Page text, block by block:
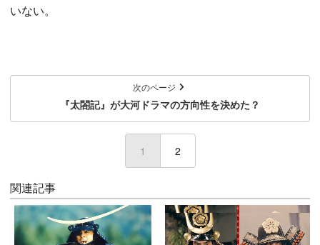
いない。
次のページ
『太閤記』が大河ドラマの方向性を決めた？
1 (current)
2
関連記事